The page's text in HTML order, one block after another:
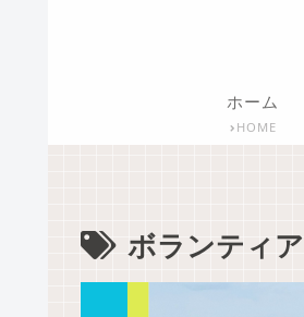
ホーム
HOME
ボランティア